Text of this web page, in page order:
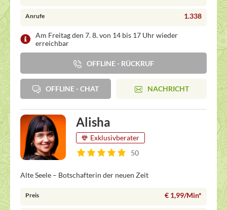
Anrufe 1.338
Am Freitag den 7. 8. von 14 bis 17 Uhr wieder
erreichbar
OFFLINE - RÜCKRUF
OFFLINE - CHAT NACHRICHT
Alisha
Exklusivberater
50
Alte Seele – Botschafterin der neuen Zeit
Preis € 1,99/Min*